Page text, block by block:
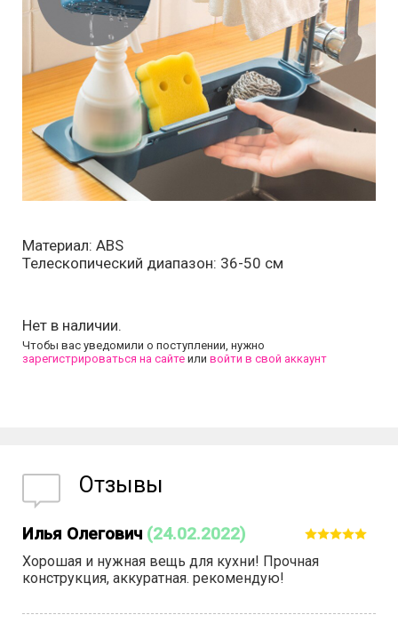
Материал: ABS
Телескопический диапазон: 36-50 см
Нет в наличии.
Чтобы вас уведомили о поступлении, нужно
зарегистрироваться на сайте или войти в свой аккаунт
Отзывы
Илья Олегович (24.02.2022)
Хорошая и нужная вещь для кухни! Прочная
конструкция, аккуратная. рекомендую!